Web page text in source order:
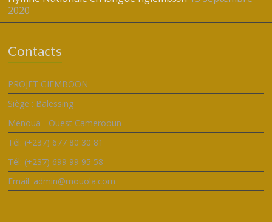
2020
Contacts
PROJET GIEMBOON
Siège : Balessing
Menoua - Ouest Camerooun
Tél: (+237) 677 80 30 81
Tél: (+237) 699 99 95 58
Email: admin@mouola.com